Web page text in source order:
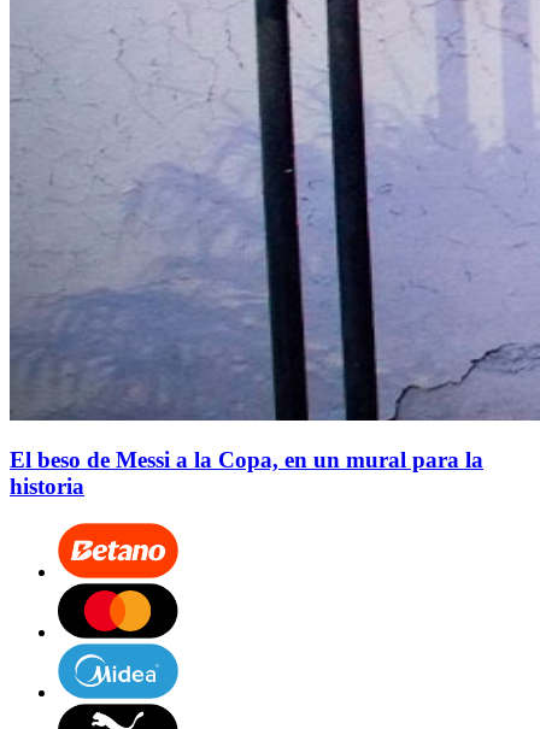
El beso de Messi a la Copa, en un mural para la
historia